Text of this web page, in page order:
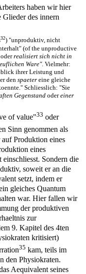
haben wir hier
des innern
32) "unproduktiv, nicht
(of the unproductive
oderrealisiert sich nicht in
Ware". Vielmehr:
ihrer Leistung und
denspaeter eine gleiche
Schliesslich: "Sie
Gegenstand odereiner
of value"33 oder
Sinn genommen als
Produktion eines
eines
Sondern die
soweit er an die
setzt, indem er
gleiches Quantum
war. Hier fallen wir
der produktiven
zur
9. Kapitel des 4ten
kritisiert)
35 kam, teils im
den Physiokraten.
Aequivalent seines